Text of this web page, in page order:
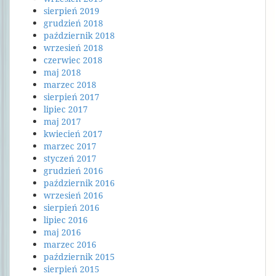
sierpień 2019
grudzień 2018
październik 2018
wrzesień 2018
czerwiec 2018
maj 2018
marzec 2018
sierpień 2017
lipiec 2017
maj 2017
kwiecień 2017
marzec 2017
styczeń 2017
grudzień 2016
październik 2016
wrzesień 2016
sierpień 2016
lipiec 2016
maj 2016
marzec 2016
październik 2015
sierpień 2015